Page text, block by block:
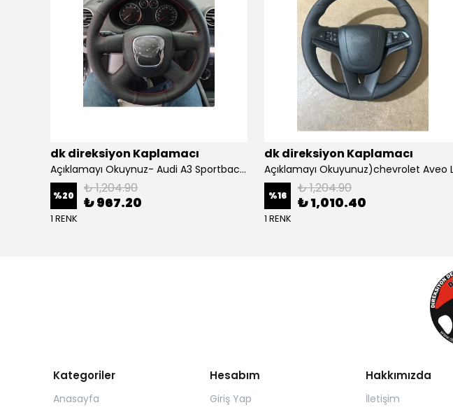
dk direksiyon Kaplamacı
Açıklamayı Okuynuz- Audi A3 Sportback Araca Özel Direksiyon Kılıfı Kırmızı Ipli
%20 ₺ 1,204.90
₺ 967.20
1 RENK
dk direksiyon Kaplamacı
%16 ₺ 1,204.90
₺ 1,010.40
1 RENK
Kategoriler
Anasayfa
Hesabım
Giriş Yap
Hakkımızda
İletişim